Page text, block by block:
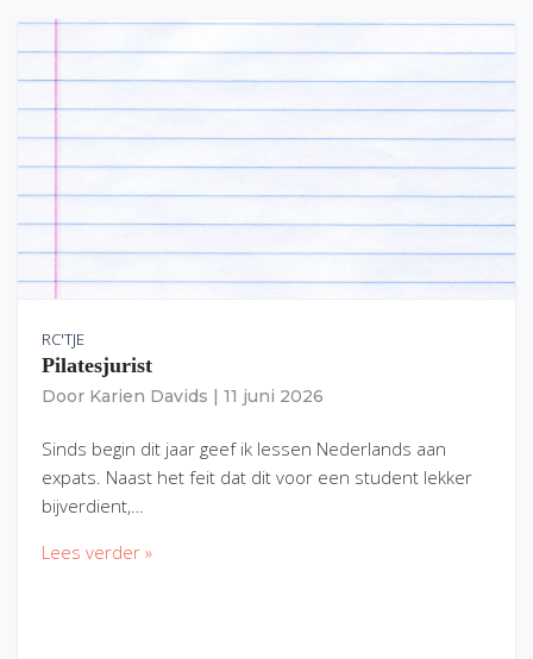
RC'TJE
Pilatesjurist
Door Karien Davids 11 juni 2026
Sinds begin dit jaar geef ik lessen Nederlands aan
expats. Naast het feit dat dit voor een student lekker
bijverdient,…
Lees verder »